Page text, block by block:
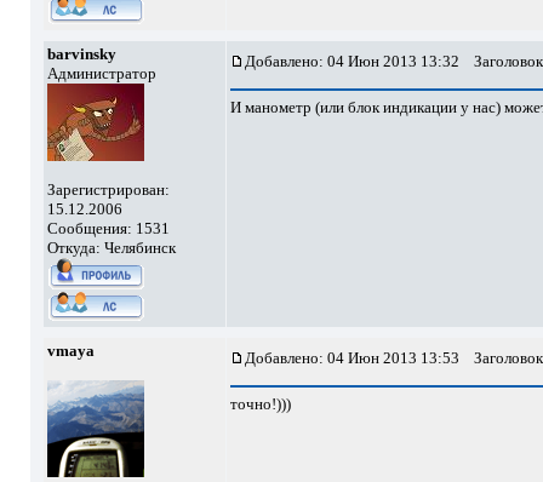
barvinsky
Администратор
Зарегистрирован:
15.12.2006
Сообщения: 1531
Откуда: Челябинск
Добавлено: 04 Июн 2013 13:32
И манометр (или блок индикации у нас)
vmaya Добавлено: 04 Июн 2013 13:53
точно!)))